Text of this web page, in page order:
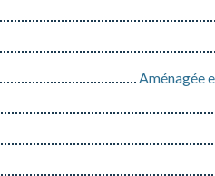
Aménagée